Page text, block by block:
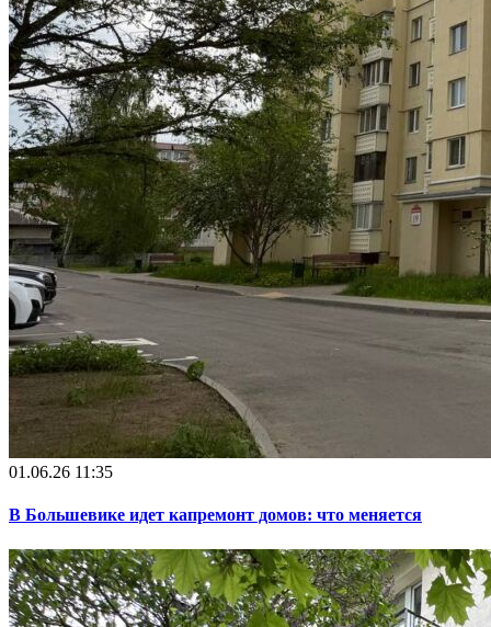
01.06.26 11:35
В Большевике идет капремонт домов: что меняется